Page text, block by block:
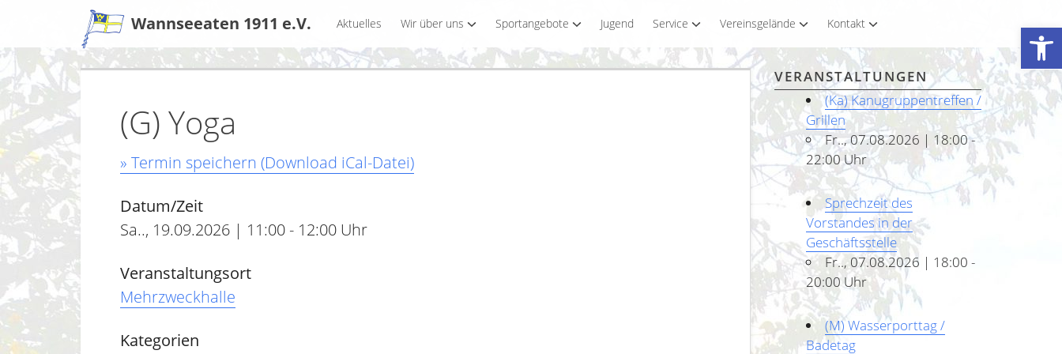
Werkzeugleiste öffnen
Wannseeaten 1911 e.V. Aktuelles Wir über uns Sportangebote Jugend Service Vereinsgelände Kontakt
(G) Yoga
» Termin speichern (Download iCal-Datei)
Datum/Zeit
Sa.., 19.09.2026 | 11:00 - 12:00 Uhr
Veranstaltungsort
Mehrzweckhalle
Kategorien
VERANSTALTUNGEN
(Ka) Kanugruppentreffen /
Grillen
Fr.., 07.08.2026 | 18:00 -
22:00 Uhr
Sprechzeit des
Vorstandes in der
Geschäftsstelle
Fr.., 07.08.2026 | 18:00 -
20:00 Uhr
(M) Wasserporttag /
Badetag